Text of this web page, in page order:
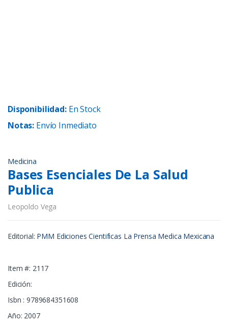
Disponibilidad: En Stock
Notas: Envío Inmediato
Medicina
Bases Esenciales De La Salud
Publica
Leopoldo Vega
Editorial: PMM Ediciones Cientificas La Prensa Medica Mexicana
Item #: 2117
Edición:
Isbn : 9789684351608
Año: 2007